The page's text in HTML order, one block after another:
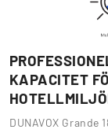
KAPACITET
DUNAVOX Grande